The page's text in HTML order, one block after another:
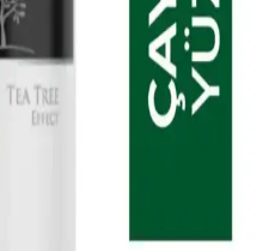
Krem ve Selin Beauty
Bakımı İçin Çok Yönlü
tipine uygun, doğal içerikli ve
pratik ve etkili çözümler sunar.
Cevizi Vücut
ve Besleyici Özellikler